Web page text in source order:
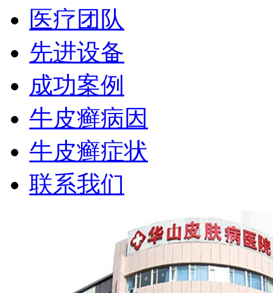
医疗团队
先进设备
成功案例
牛皮癣病因
牛皮癣症状
联系我们